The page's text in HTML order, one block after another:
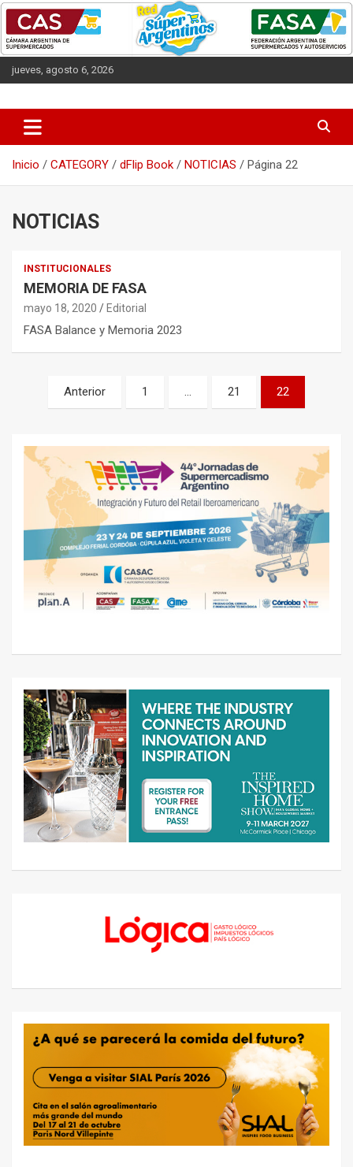
Saltar
contenido
jueves, agosto 6, 2026
CAS
Inicio CATEGORY dFlip Book NOTICIAS Página 22
NOTICIAS
INSTITUCIONALES
MEMORIA DE FASA
mayo 18, 2020 Editorial
FASA Balance y Memoria 2023
Navegación
Anterior 1 … 21 22